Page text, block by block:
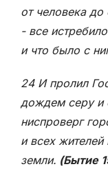
от человека до
- все
и что было с
24 И пролил
дождем серу и
ниспроверг
и всех жителей
земли. (Бытие